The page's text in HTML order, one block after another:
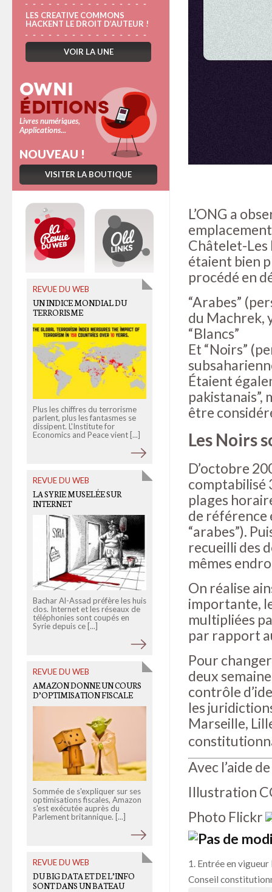
L’ONG a
Châtelet-Les
étaient bien
procédé en
“Arabes”
du Machrek,
“Blancs”
Et “Noirs”
Étaient
être
Les Noirs
D’octobre
comptabilisé
plages
de référence
“arabes”).
recueilli des
mêmes
On réalise
importante,
multipliées
par rapport
Pour
deux
contrôle
les
Marseille,
Avec l’aide de
Illustration
Photo Flickr
Entrée en vigueur
Conseil
LES CREATIVE COMMONS
HACKENT LE DROIT D’AUTEUR !
VOIR LA UNE
Owni
Éditions
Livres numériques,
Applications...
NOUVEAU !
VISITER LA BOUTIQUE
REVUE DU WEB
UN INDICE MONDIAL DU
TERRORISME
Plus les chiffres du terrorisme
parlent, plus les fantasmes se
dissipent. L'Institute for
Economics and Peace vient [...]
REVUE DU WEB
LA SYRIE MUSELÉE SUR
INTERNET
Bachar Al-Assad préfère les huis
clos. Internet et les réseaux de
téléphonies sont coupés en
Syrie depuis ce [...]
REVUE DU WEB
AMAZON DONNE UN COURS
D’OPTIMISATION FISCALE
Sommée de s'expliquer sur ses
optimisations fiscales, Amazon
s'est exécutée auprès du
Parlement britannique. [...]
REVUE DU WEB
DU BIG DATA ET DE L’INFO
SONT DANS UN BATEAU
[ITW] PSYCHIATRIE SOUS
CONTRAINTE: UNE LOI
INIQUE
Le projet de loi sur la réforme
l'Assemblée Nationale en mars
dernier, est [...]
OLD LINKS
GUERRE ET CUISINE
38 litres de sang dans une
cuisine pour une
datavisualisation! 25 conflits
représentés dans une photo..
sanglante.[...]
OLD LINKS
FICHE PRATIQUE: UTILISER
UN RÉSEAU SOCIAL EN
Laurence Juin pratique
l'utilisation de Twitter dans un
ans. Elle guide les autres [...]
OLD LINKS